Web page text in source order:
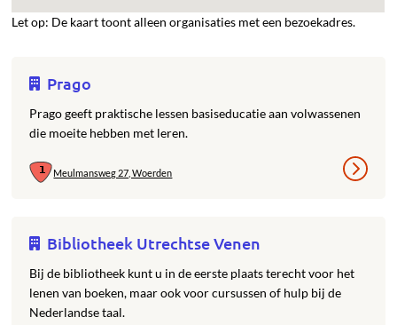
Let op: De kaart toont alleen organisaties met een bezoekadres.
Prago
Prago geeft praktische lessen basiseducatie aan volwassenen
die moeite hebben met leren.
Meulmansweg 27, Woerden
Bibliotheek Utrechtse Venen
Bij de bibliotheek kunt u in de eerste plaats terecht voor het
lenen van boeken, maar ook voor cursussen of hulp bij de
Nederlandse taal.